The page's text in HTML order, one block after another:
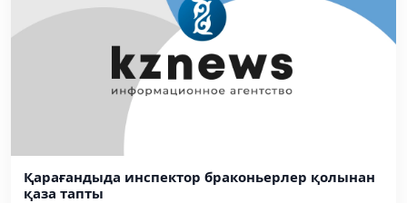
Қарағандыда инспектор браконьерлер қолынан
қаза тапты